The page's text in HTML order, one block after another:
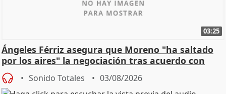
03:25
Ángeles Férriz asegura que Moreno "ha saltado
por los aires" la negociación tras acuerdo con
SMA
Sonido Totales 03/08/2026